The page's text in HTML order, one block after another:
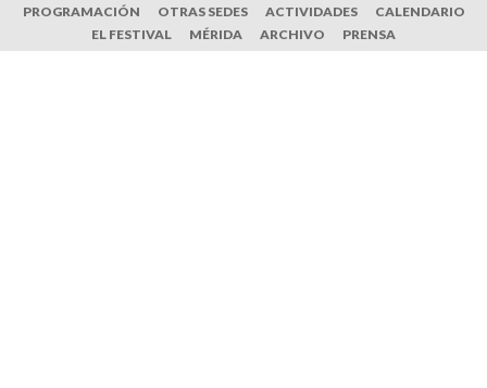
PROGRAMACIÓN OTRAS SEDES ACTIVIDADES
CALENDARIO
EL FESTIVAL
MÉRIDA ARCHIVO PRENSA